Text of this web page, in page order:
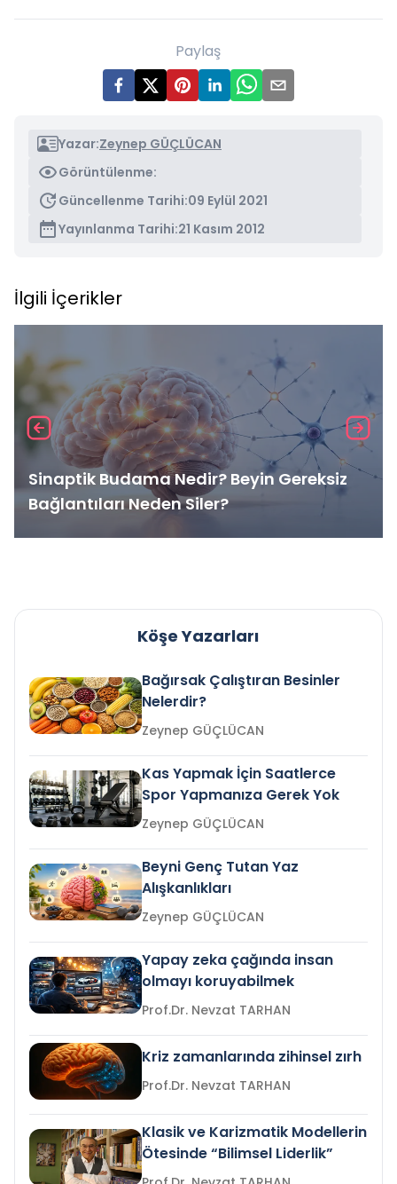
Paylaş
Yazar:Zeynep GÜÇLÜCAN
Görüntülenme:
Güncellenme Tarihi:09 Eylül 2021
Yayınlanma Tarihi:21 Kasım 2012
İlgili İçerikler
Sinaptik Budama Nedir? Beyin Gereksiz
Bağlantıları Neden Siler?
Köşe Yazarları
Bağırsak Çalıştıran Besinler
Nelerdir?
Zeynep GÜÇLÜCAN
Kas Yapmak İçin Saatlerce
Spor Yapmanıza Gerek Yok
Zeynep GÜÇLÜCAN
Beyni Genç Tutan Yaz
Alışkanlıkları
Zeynep GÜÇLÜCAN
Yapay zeka çağında insan
olmayı koruyabilmek
Prof.Dr. Nevzat TARHAN
Kriz zamanlarında zihinsel zırh
Prof.Dr. Nevzat TARHAN
Klasik ve Karizmatik Modellerin
Ötesinde “Bilimsel Liderlik”